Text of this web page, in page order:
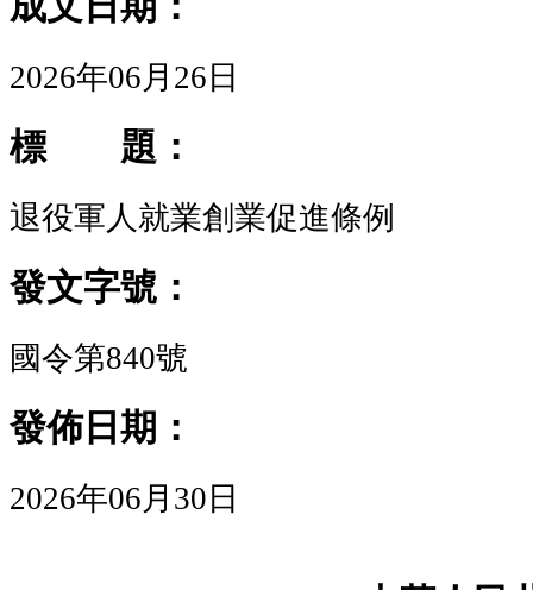
2026年06月26日
標 題：
退役軍人就業創業促進條例
發文字號：
國令第840號
發佈日期：
2026年06月30日